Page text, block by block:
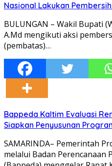
Nasional Lakukan
BULUNGAN – Wakil Bupati
A.Md mengikuti aksi
(pembatas)…
Bappeda Kaltim Evaluasi
Siapkan Penyusunan
SAMARINDA– Pemerintah
melalui Badan Perencanaan